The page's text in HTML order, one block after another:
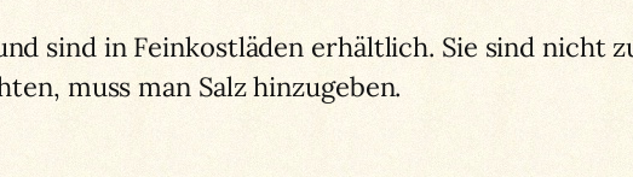
sind in Feinkostläden erhältlich. Sie sind nicht
muss man Salz hinzugeben.